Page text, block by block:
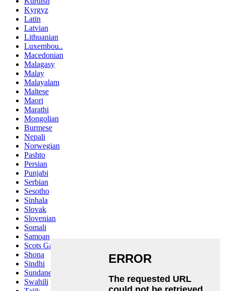
Kyrgyz
Latin
Latvian
Lithuanian
Luxembou..
Macedonian
Malagasy
Malay
Malayalam
Maltese
Maori
Marathi
Mongolian
Burmese
Nepali
Norwegian
Pashto
Persian
Punjabi
Serbian
Sesotho
Sinhala
Slovak
Slovenian
Somali
Samoan
Scots Gaelic
Shona
Sindhi
Sundanese
Swahili